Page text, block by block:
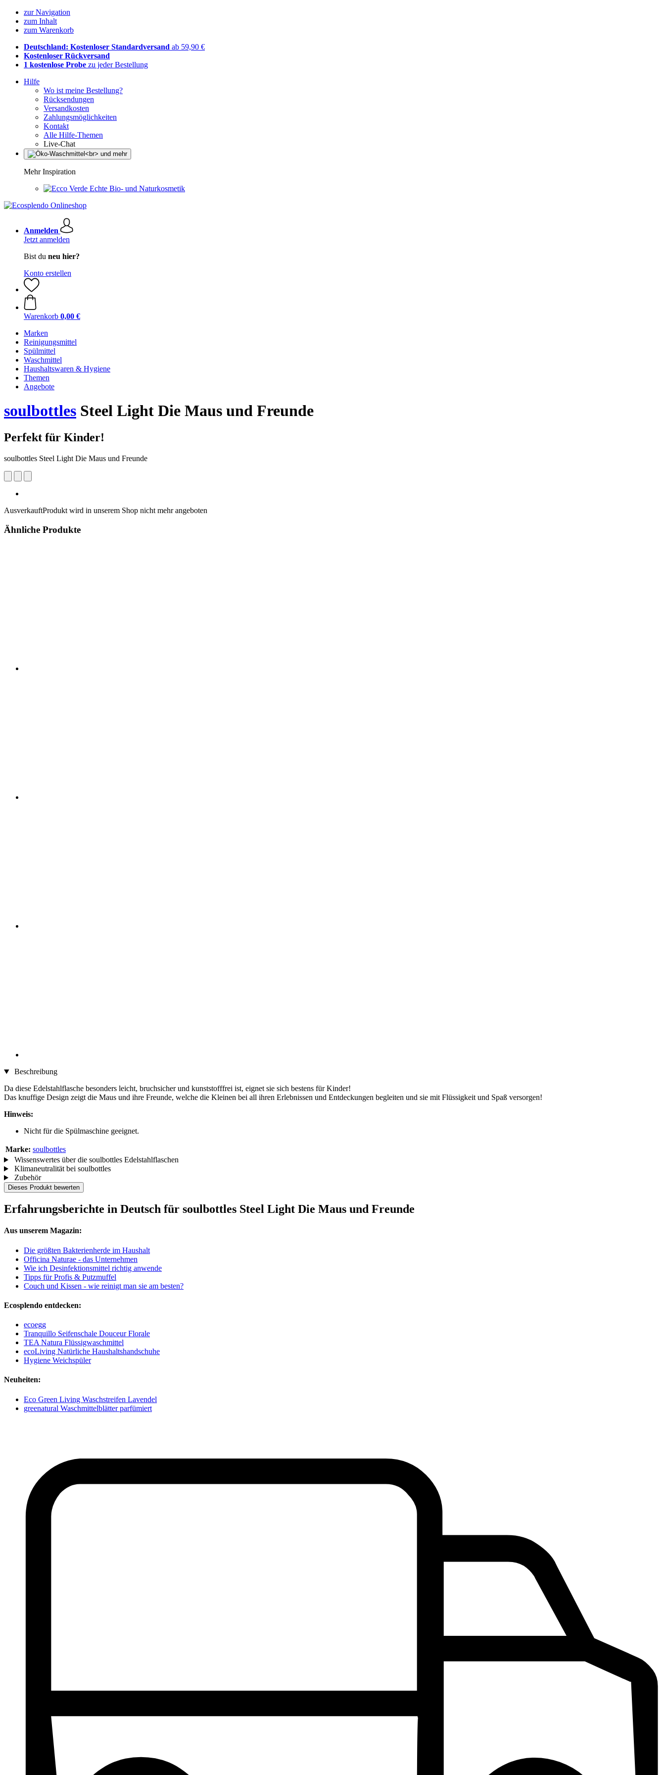
zur Navigation
zum Inhalt
zum Warenkorb
Deutschland: Kostenloser Standardversand ab 59,90 €
Kostenloser Rückversand
1 kostenlose Probe zu jeder Bestellung
Hilfe
Wo ist meine Bestellung?
Rücksendungen
Versandkosten
Zahlungsmöglichkeiten
Kontakt
Alle Hilfe-Themen
Live-Chat
Mehr Inspiration
Echte Bio- und Naturkosmetik
Anmelden
Jetzt anmelden
Bist du neu hier?
Konto erstellen
Warenkorb 0,00 €
Marken
Reinigungsmittel
Spülmittel
Waschmittel
Haushaltswaren & Hygiene
Themen
Angebote
soulbottles Steel Light Die Maus und Freunde
Perfekt für Kinder!
soulbottles Steel Light Die Maus und Freunde
AusverkauftProdukt wird in unserem Shop nicht mehr angeboten
Ähnliche Produkte
Beschreibung
Da diese Edelstahlflasche besonders leicht, bruchsicher und kunststofffrei ist, eignet sie sich bestens für Kinder!
Das knuffige Design zeigt die Maus und ihre Freunde, welche die Kleinen bei all ihren Erlebnissen und Entdeckungen begleiten und sie mit Flüssigkeit und Spaß versorgen!
Hinweis:
Nicht für die Spülmaschine geeignet.
Marke: soulbottles
Wissenswertes über die soulbottles Edelstahlflaschen
Klimaneutralität bei soulbottles
Zubehör
Dieses Produkt bewerten
Erfahrungsberichte in Deutsch für soulbottles Steel Light Die Maus und Freunde
Aus unserem Magazin:
Die größten Bakterienherde im Haushalt
Officina Naturae - das Unternehmen
Wie ich Desinfektionsmittel richtig anwende
Tipps für Profis & Putzmuffel
Couch und Kissen - wie reinigt man sie am besten?
Ecosplendo entdecken:
ecoegg
Tranquillo Seifenschale Douceur Florale
TEA Natura Flüssigwaschmittel
ecoLiving Natürliche Haushaltshandschuhe
Hygiene Weichspüler
Neuheiten:
Eco Green Living Waschstreifen Lavendel
greenatural Waschmittelblätter parfümiert